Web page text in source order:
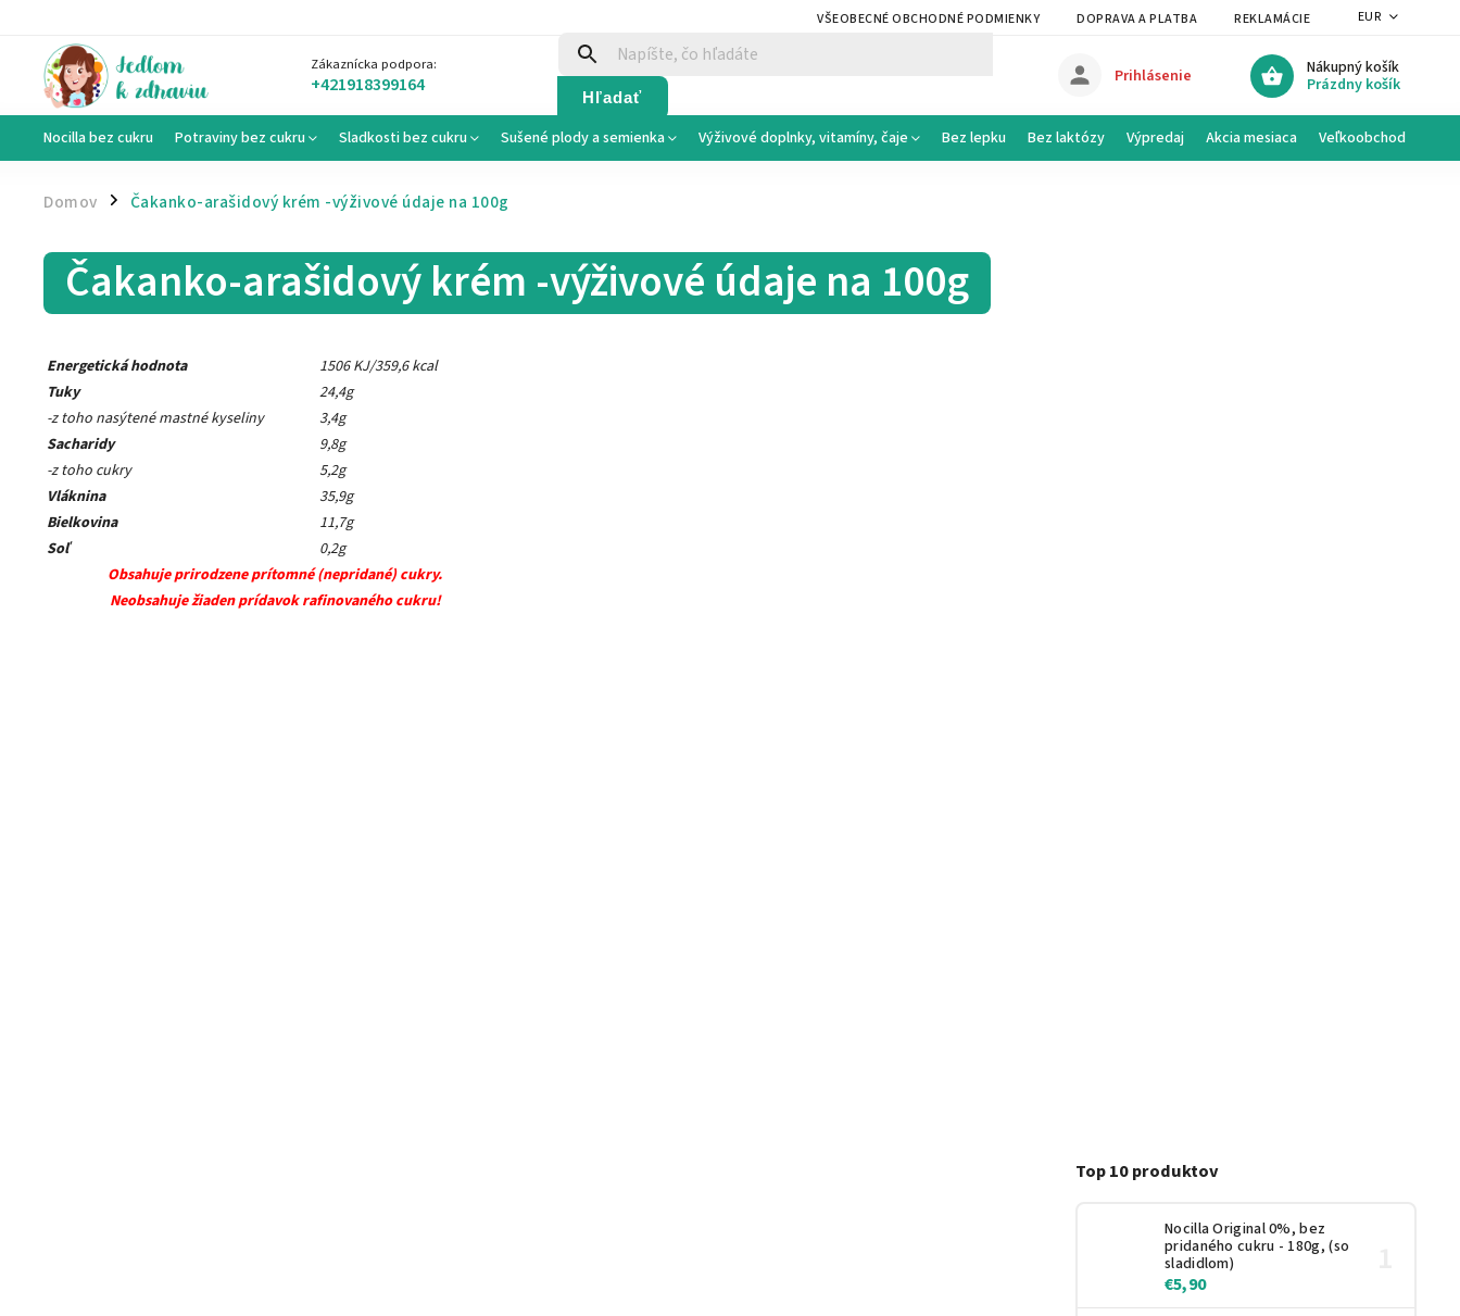
VŠEOBECNÉ OBCHODNÉ PODMIENKY DOPRAVA A PLATBA REKLAMÁCIE A VRÁTENIE
EUR
Zákaznícka podpora:
+421918399164 Hľadať
Nákupný košík
Prázdny košík
Prihlásenie
Nocilla bez cukru Potraviny bez cukru Sladkosti bez cukru Sušené plody a semienka Výživové doplnky, vitamíny, čaje Bez lepku Bez laktózy Výpredaj Akcia mesiaca Veľkoobchod
Domov / Čakanko-arašidový krém -výživové údaje na 100g
Top 10 produktov
Nocilla Original 0%, bez
pridaného cukru - 180g, (so
sladidlom)
€5,90
Čakanko-arašidový krém -výživové údaje na 100g
Energetická hodnota
1506 KJ/359,6 kcal
Tuky
24,4g
-z toho nasýtené mastné kyseliny
3,4g
Sacharidy
9,8g
-z toho cukry
5,2g
Vláknina
35,9g
Bielkovina
11,7g
Soľ
0,2g
Obsahuje prirodzene prítomné (nepridané) cukry.
Neobsahuje žiaden prídavok rafinovaného cukru!